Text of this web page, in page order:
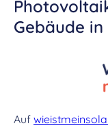
Gebäude
Auf